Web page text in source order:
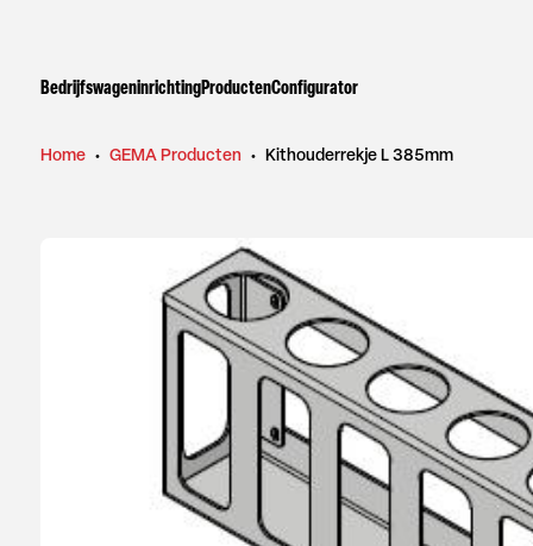
BedrijfswageninrichtingProductenConfigurator
Home • GEMA Producten • Kithouderrekje L 385mm